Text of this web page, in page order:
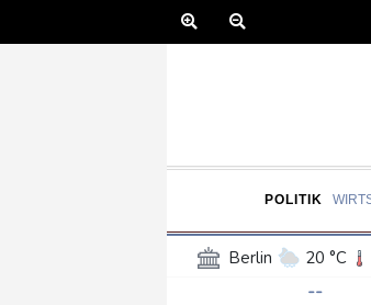
POLITIK
Berlin 20 °C
Frankfurt am Main
--